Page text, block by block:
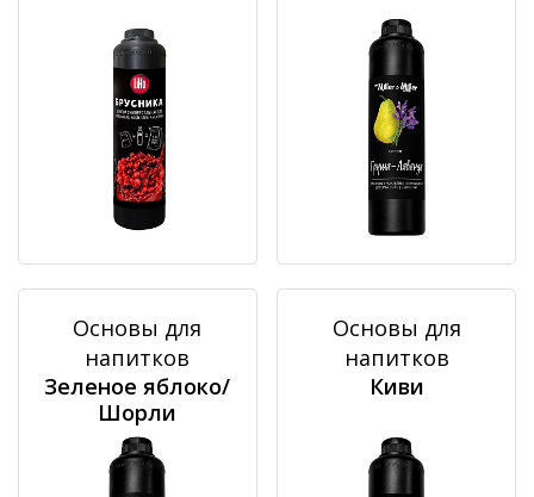
Основы для
напитков
Зеленое яблоко/
Шорли
Основы для
напитков
Киви